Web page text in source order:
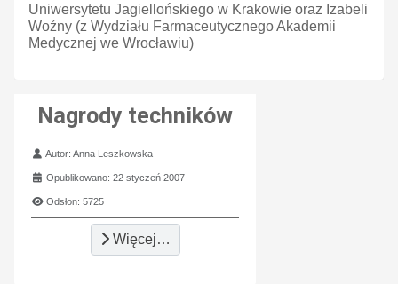
Uniwersytetu Jagiellońskiego w Krakowie oraz Izabeli
Woźny (z Wydziału Farmaceutycznego Akademii
Medycznej we Wrocławiu)
Nagrody techników
Szczegóły
Autor:Anna Leszkowska
Opublikowano: 22 styczeń 2007
Odsłon: 5725
Więcej…